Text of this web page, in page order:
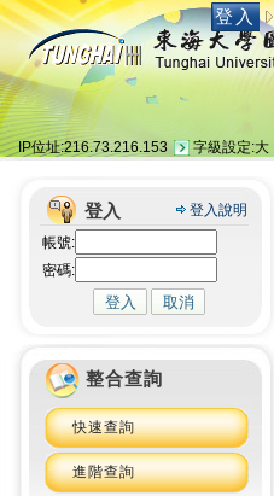
登入
IP位址:216.73.216.153 字級設定:大
登入
登入說明
帳號:
密碼:
整合查詢
快速查詢
進階查詢